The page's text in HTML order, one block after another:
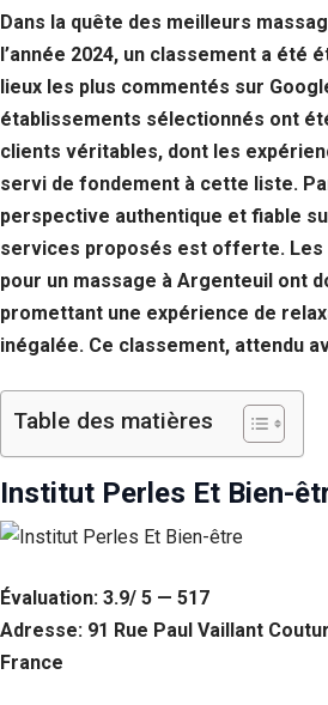
Dans la quête des meilleurs
l’année 2024, un classement a été
lieux les plus commentés sur
établissements sélectionnés ont
clients véritables, dont les
servi de fondement à cette liste.
perspective authentique et fiable
services proposés est offerte. Les
pour un massage à Argenteuil ont
promettant une expérience de
inégalée. Ce classement, attendu
Table des matières
Institut Perles Et Bien-
Évaluation: 3.9/ 5 — 517
Adresse: 91 Rue Paul Vaillant
France